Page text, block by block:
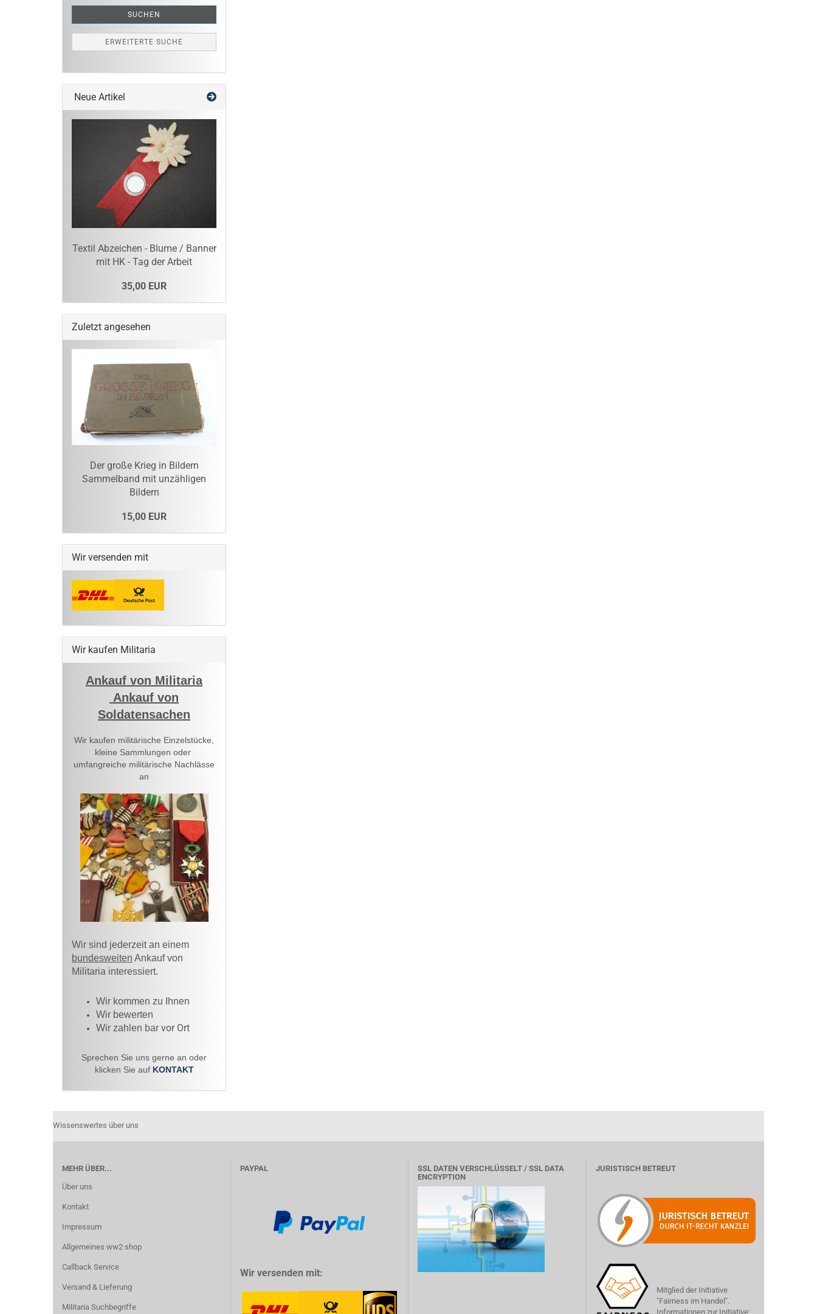
SUCHEN
ERWEITERTE SUCHE
Neue Artikel
Textil Abzeichen - Blume / Banner
mit HK - Tag der Arbeit
35,00 EUR
Zuletzt angesehen
Der große Krieg in Bildern
Sammelband mit unzähligen
Bildern
15,00 EUR
Wir versenden mit
Wir kaufen Militaria
Ankauf von Militaria
Ankauf von
Soldatensachen
Wir kaufen militärische Einzelstücke,
kleine Sammlungen oder
umfangreiche militärische Nachlässe
an
Wir sind jederzeit an einem
bundesweiten Ankauf von
Militaria interessiert.
Wir kommen zu Ihnen​
Wir bewerten
Wir zahlen bar vor Ort
Sprechen Sie uns gerne an oder
klicken Sie auf KONTAKT
Wissenswertes über uns
MEHR ÜBER...
Über uns
Kontakt
Impressum
Allgemeines ww2 shop
Callback Service
Versand & Lieferung
Militaria Suchbegriffe
PAYPAL
Wir versenden mit:
SSL DATEN VERSCHLÜSSELT / SSL DATA
ENCRYPTION
JURISTISCH BETREUT
Mitglied der Initiative
"Fairness im Handel".
Informationen zur Initiative: